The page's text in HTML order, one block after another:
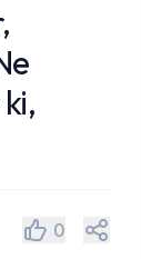
0 Paylaş